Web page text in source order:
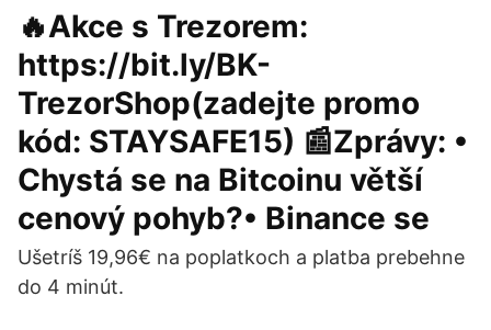
🔥Akce s Trezorem:
https://bit.ly/BK-
TrezorShop(zadejte promo
kód: STAYSAFE15) 📰Zprávy: •
Chystá se na Bitcoinu větší
cenový pohyb?• Binance se
Ušetríš 19,96€ na poplatkoch a platba prebehne
do 4 minút.